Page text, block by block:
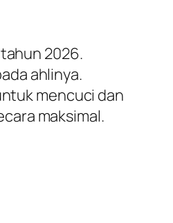
2026.
ahlinya.
mencuci dan
maksimal.